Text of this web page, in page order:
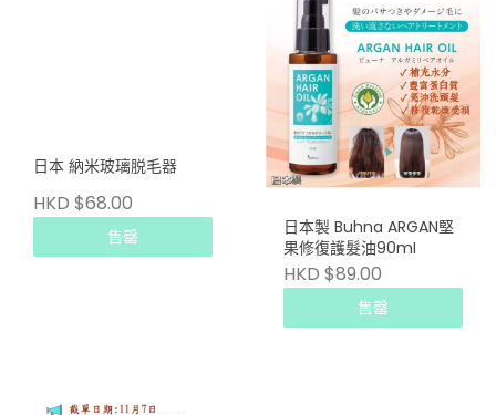
日本 納米玻璃脱毛器
HKD $68.00
售罄
日本製 Buhna ARGAN堅
果修復護髮油90mI
HKD $89.00
售罄